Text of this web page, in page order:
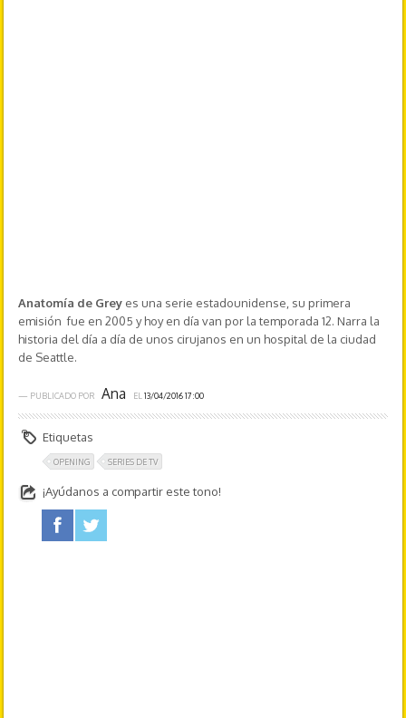
Anatomía de Grey es una serie estadounidense, su primera
emisión fue en 2005 y hoy en día van por la temporada 12. Narra la
historia del día a día de unos cirujanos en un hospital de la ciudad
de Seattle.
— PUBLICADO POR Ana EL13/04/2016 17:00
Etiquetas
OPENING SERIES DE TV
¡Ayúdanos a compartir este tono!